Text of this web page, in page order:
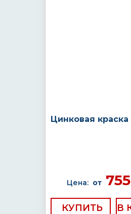
Цинковая краска
Цена: от755
КУПИТЬ